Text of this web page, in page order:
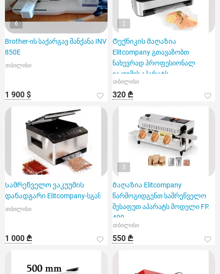
6
Brother-ის საქარგავ მანქანა INV
850E
თბილისი
1 900 $
2
Ტექნიკის მაღაზია
Elitcompany გთავაზობთ
ნახევრად პროფესიონალ
ვაკუუმის აპარატს
თბილისი
320 ₾
Სამრეწველო ვაკუუმის
დანადგარი Elitcompany-სგან
თბილისი
1 000 ₾
3
Მაღაზია Elitcompany
წარმოგიდგენთ სამრეწველო
შესაფუთ აპარატს მოდელი FR-
400
თბილისი
550 ₾